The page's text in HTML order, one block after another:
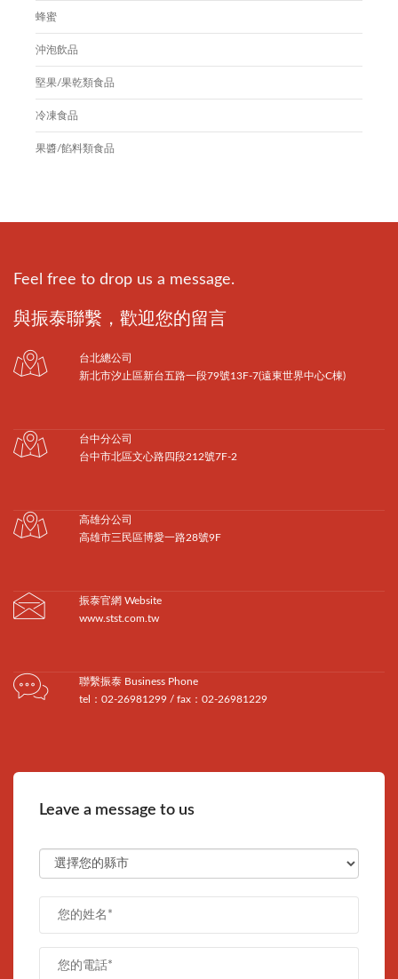
蜂蜜
沖泡飲品
堅果/果乾類食品
冷凍食品
果醬/餡料類食品
Feel free to drop us a message.
與振泰聯繫，歡迎您的留言
台北總公司
新北市汐止區新台五路一段79號13F-7(遠東世界中心C棟)
台中分公司
台中市北區文心路四段212號7F-2
高雄分公司
高雄市三民區博愛一路28號9F
振泰官網 Website
www.stst.com.tw
聯繫振泰 Business Phone
tel：02-26981299 / fax：02-26981229
Leave a message to us